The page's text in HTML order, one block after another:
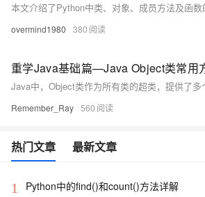
overmind1980 380
重学Java基础篇—Java Object类常用
Remember_Ray 560
热门文章 最新文章
1 Python中的find()和count()方法详解